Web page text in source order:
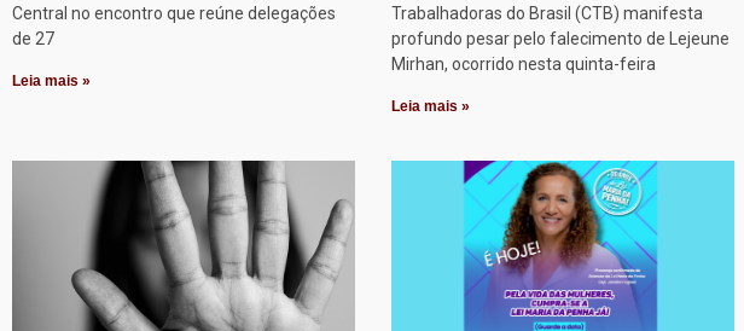
Central no encontro que reúne delegações
de 27
Leia mais »
Trabalhadoras do Brasil (CTB) manifesta
profundo pesar pelo falecimento de Lejeune
Mirhan, ocorrido nesta quinta-feira
Leia mais »